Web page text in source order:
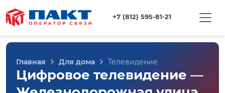
+7 (812) 595-81-21
Главная Для дома Телевидение
Цифровое телевидение —